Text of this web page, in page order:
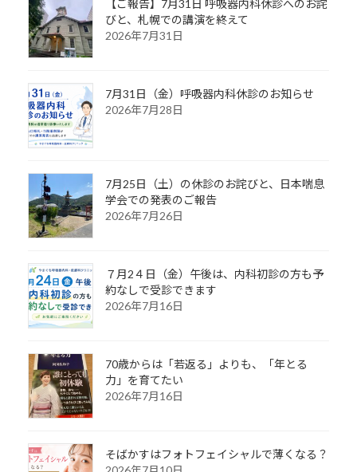
【ご報告】7月31日 呼吸器内科休診へのお詫
びと、札幌での講演を終えて
2026年7月31日
7月31日（金）呼吸器内科休診のお知らせ
2026年7月28日
7月25日（土）の休診のお詫びと、日本喘息
学会での発表のご報告
2026年7月26日
７月2４日（金）午後は、内科初診の方も予
約なしで受診できます
2026年7月16日
70歳からは「若返る」よりも、「年とる
力」を育てたい
2026年7月16日
そばかすはフォトフェイシャルで薄くなる？